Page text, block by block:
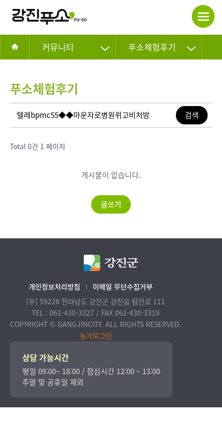
커뮤니티 푸소체험후기
푸소체험후기
Total 0건 1 페이지
게시물이 없습니다.
글쓰기
개인정보처리방침
이메일 무단수집거부
[우] 59228 전라남도 강진군 강진읍 탐진로 111
TEL : 061-430-3327 / FAX 061-430-3319
COPYRIGHT © GANGJINCITY. ALL RIGHTS RESERVED.
농가로그인
상담 가능시간
평일 09:00~ 18:00 / 점심시간 12:00 ~ 13:00
주말 및 공휴일 제외